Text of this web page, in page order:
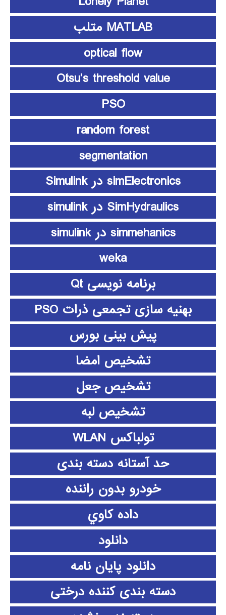
MATLAB متلب
optical flow
Otsu’s threshold value
PSO
random forest
segmentation
simElectronics در Simulink
SimHydraulics در simulink
simmehanics در simulink
weka
برنامه نویسی Qt
بهنیه سازی تجمعی ذرات PSO
پیش بینی بورس
تشخیص امضا
تشخیص جعل
تشخیص لبه
تولباکس WLAN
حد آستانه دسته بندی
خودرو بدون راننده
داده كاوي
دانلود
دانلود پايان نامه
دسته بندی کننده درختی